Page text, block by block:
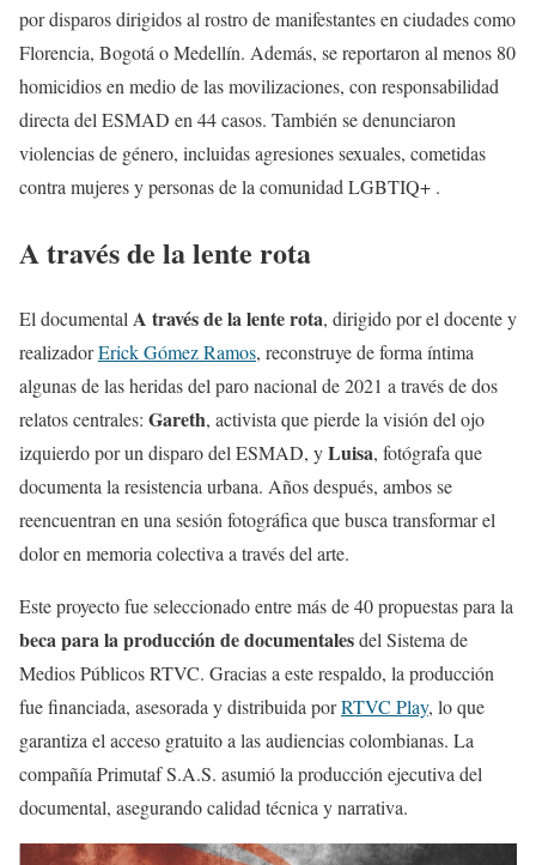
por disparos dirigidos al rostro de manifestantes en ciudades como
Florencia, Bogotá o Medellín. Además, se reportaron al menos 80
homicidios en medio de las movilizaciones, con responsabilidad
directa del ESMAD en 44 casos. También se denunciaron
violencias de género, incluidas agresiones sexuales, cometidas
contra mujeres y personas de la comunidad LGBTIQ+ .
A través de la lente rota
El documentalA través de la lente rota, dirigido por el docente y
realizadorErick Gómez Ramos, reconstruye de forma íntima
algunas de las heridas del paro nacional de 2021 a través de dos
relatos centrales: Gareth, activista que pierde la visión del ojo
izquierdo por un disparo del ESMAD, yLuisa, fotógrafa que
documenta la resistencia urbana. Años después, ambos se
reencuentran en una sesión fotográfica que busca transformar el
dolor en memoria colectiva a través del arte.
Este proyecto fue seleccionado entre más de 40 propuestas para la
beca para la producción de documentalesdel Sistema de
Medios Públicos RTVC. Gracias a este respaldo, la producción
fue financiada, asesorada y distribuida porRTVC Play, lo que
garantiza el acceso gratuito a las audiencias colombianas. La
compañía Primutaf S.A.S. asumió la producción ejecutiva del
documental, asegurando calidad técnica y narrativa.